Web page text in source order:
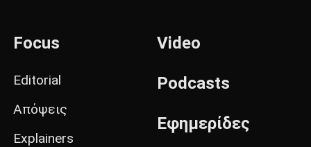
Focus
Editorial
Απόψεις
Explainers
Video
Podcasts
Εφημερίδες